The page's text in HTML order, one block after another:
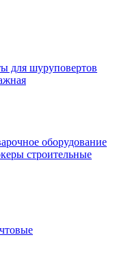
для шуруповертов
оборудование
строительные